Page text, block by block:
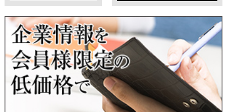
当社は、本人が自己の個人情報について、通知・開示・訂正・
追加・削除・利用停止・提供停止の希望がございましたら、本
人または代理人の請求応じて、個人データの通知・開示・訂
正・追加・削除・利用停止・提供停止の請求に応じます。
受付方法は、本人確認資料（運転免許証、パスポート何れかの
コピー）、「個人情報取扱申請書」「委任状」（代理人による
申請の場合のみ必要となります）を当社宛にお送り下さい。
＜個人情報保護に関するお問合せ・相談窓口＞
東経会社要覧web版 X